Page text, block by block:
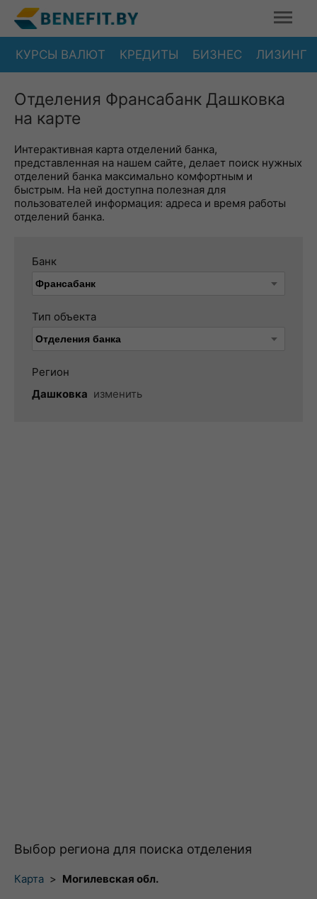
КУРСЫ ВАЛЮТ КРЕДИТЫ БИЗНЕС ЛИЗИНГ
Отделения Франсабанк Дашковка
на карте
Интерактивная карта отделений банка,
представленная на нашем сайте, делает поиск нужных
отделений банка максимально комфортным и
быстрым. На ней доступна полезная для
пользователей информация: адреса и время работы
отделений банка.
Банк
Тип объекта
Регион
Дашковка изменить
Выбор региона для поиска отделения
Карта > Могилевская обл.